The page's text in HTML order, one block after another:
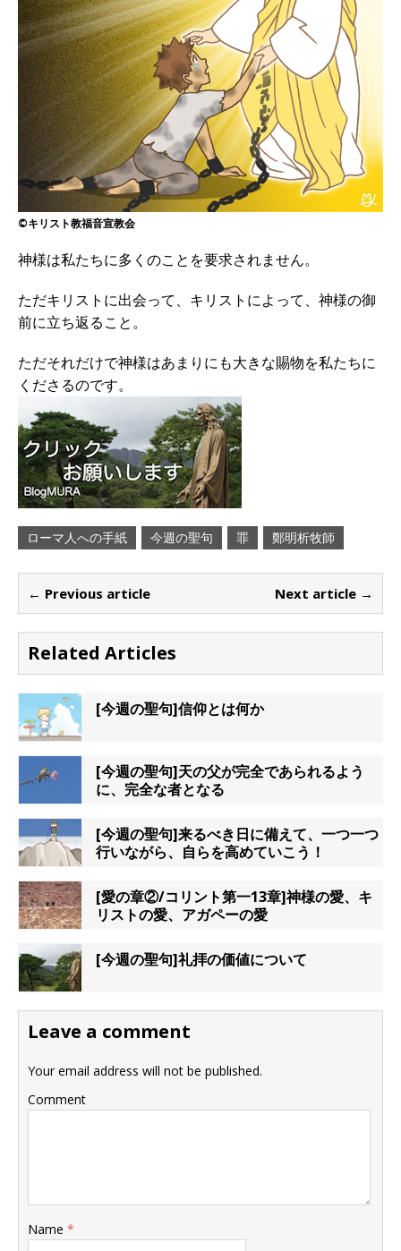
©キリスト教福音宣教会
神様は私たちに多くのことを要求されません。
ただキリストに出会って、キリストによって、神様の御
前に立ち返ること。
ただそれだけで神様はあまりにも大きな賜物を私たちに
くださるのです。
ローマ人への手紙 今週の聖句 罪 鄭明析牧師
← Previous article Next article →
Related Articles
[今週の聖句]信仰とは何か
[今週の聖句]天の父が完全であられるよう
に、完全な者となる
[今週の聖句]来るべき日に備えて、一つ一つ
行いながら、自らを高めていこう！
[愛の章②/コリント第一13章]神様の愛、キ
リストの愛、アガペーの愛
[今週の聖句]礼拝の価値について
Leave a comment
Your email address will not be published.
Comment
Name *